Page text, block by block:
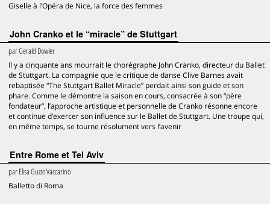
Giselle à l’Opéra de Nice, la force des femmes
John Cranko et le “miracle” de Stuttgart
parGerald Dowler
Il y a cinquante ans mourrait le chorégraphe John Cranko, directeur du Ballet
de Stuttgart. La compagnie que le critique de danse Clive Barnes avait
rebaptisée “The Stuttgart Ballet Miracle” perdait ainsi son guide et son
phare. Comme le démontre la saison en cours, consacrée à son “père
fondateur”, l’approche artistique et personnelle de Cranko résonne encore
et continue d’exercer son influence sur le Ballet de Stuttgart. Une troupe qui,
en même temps, se tourne résolument vers l’avenir
Entre Rome et Tel Aviv
parElisa Guzzo Vaccarino
Balletto di Roma